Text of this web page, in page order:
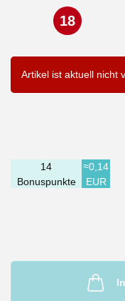
18
Artikel ist aktuell nicht
14
Bonuspunkte
≈0,14
EUR